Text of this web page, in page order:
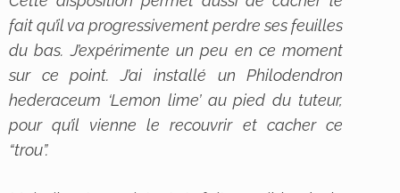
fait qu’il va progressivement perdre ses feuilles
du bas. J’expérimente un peu en ce moment
sur ce point. J’ai installé unPhilodendron
hederaceum ‘Lemon lime’au pied du tuteur,
pour qu’il vienne le recouvrir et cacher ce
“trou”.